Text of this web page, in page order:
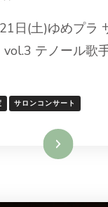
日(土)ゆめプラ
テノール歌
サロンコンサート
続きを読む